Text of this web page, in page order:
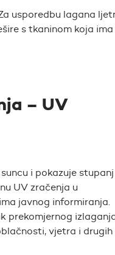
usporedbu lagana
s tkaninom koja ima
– UV
i pokazuje stupanj
UV zračenja u
javnog informiranja.
prekomjernog
vjetra i drugih